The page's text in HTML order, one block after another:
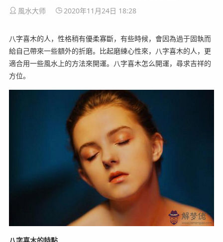
風水大师 2020年11月24日 18:28
八字喜木的人，性格稍有優柔寡斷，有些時候，會因為過于固執而
給自己帶來一些額外的折磨。比起磨練心性來，八字喜木的人，更
適合用一些風水上的方法來開運。八字喜木怎么開運，尋求吉祥的
方位。
八字喜木的特點